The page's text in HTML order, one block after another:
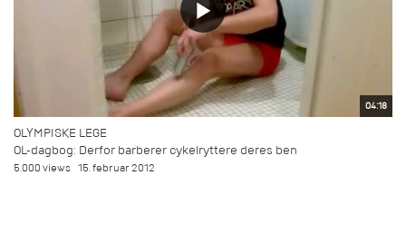
04:18
OLYMPISKE LEGE
OL-dagbog: Derfor barberer cykelryttere deres ben
5.000 views 15. februar 2012